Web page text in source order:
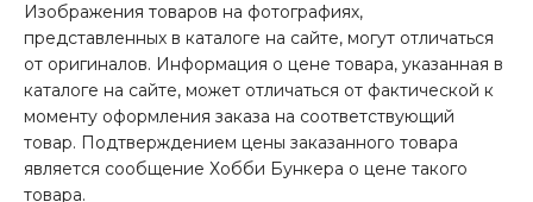
Изображения товаров на фотографиях,
представленных в каталоге на сайте, могут отличаться
от оригиналов. Информация о цене товара, указанная в
каталоге на сайте, может отличаться от фактической к
моменту оформления заказа на соответствующий
товар. Подтверждением цены заказанного товара
является сообщение Хобби Бункера о цене такого
товара.